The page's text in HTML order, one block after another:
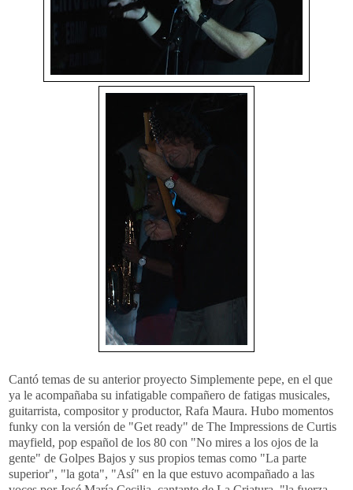
Cantó temas de su anterior proyecto Simplemente pepe, en el que
ya le acompañaba su infatigable compañero de fatigas musicales,
guitarrista, compositor y productor, Rafa Maura. Hubo momentos
funky con la versión de "Get ready" de The Impressions de Curtis
mayfield, pop español de los 80 con "No mires a los ojos de la
gente" de Golpes Bajos y sus propios temas como "La parte
superior", "la gota", "Así" en la que estuvo acompañado a las